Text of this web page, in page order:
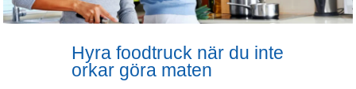
Hyra foodtruck när du inte
orkar göra maten